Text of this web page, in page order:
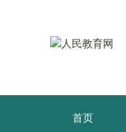
首页